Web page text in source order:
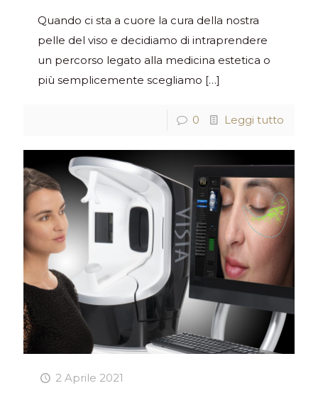
Quando ci sta a cuore la cura della nostra
pelle del viso e decidiamo di intraprendere
un percorso legato alla medicina estetica o
più semplicemente scegliamo […]
0 Leggi tutto
2 Aprile 2021